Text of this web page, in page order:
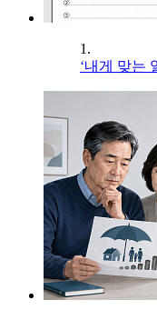
1.
‘내게 맞는